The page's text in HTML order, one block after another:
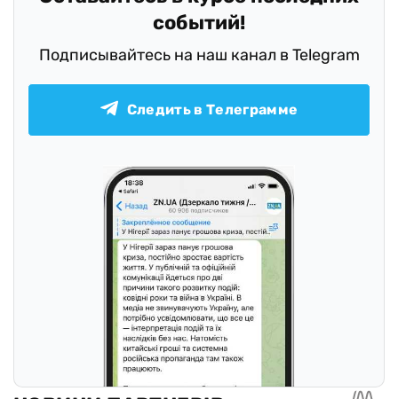
событий!
Подписывайтесь на наш канал в Telegram
Следить в Телеграмме